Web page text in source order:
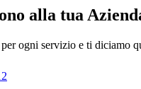
alla tua
ogni servizio e ti diciamo